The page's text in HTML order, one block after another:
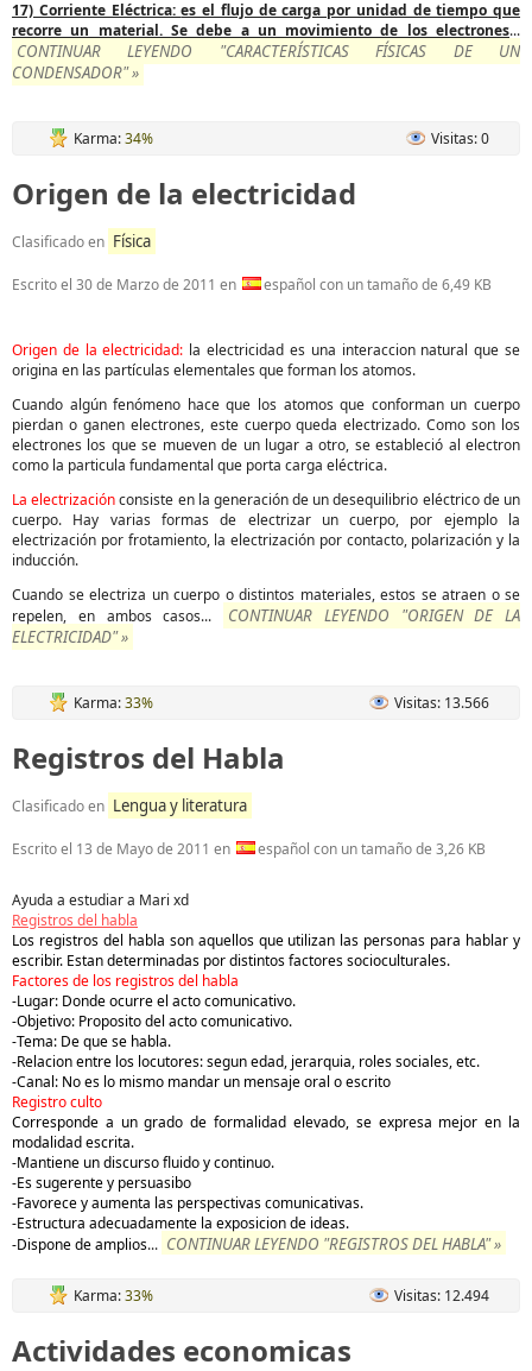
17) Corriente Eléctrica:es el flujo de carga por unidad de tiempo que
recorre un material. Se debe a un movimiento de los electrones...
CONTINUAR LEYENDO "CARACTERÍSTICAS FÍSICAS DE UN
CONDENSADOR" »
Karma:34% Visitas: 0
Origen de la electricidad
Clasificado en Física
Escrito el 30 de Marzo de 2011 en español con un tamaño de 6,49 KB
Origen de la electricidad: la electricidad es una interaccion natural que se
origina en las partículas elementales que forman los atomos.
Cuando algún fenómeno hace que los atomos que conforman un cuerpo
pierdan o ganen electrones, este cuerpo queda electrizado. Como son los
electrones los que se mueven de un lugar a otro, se estableció al electron
como la particula fundamental que porta carga eléctrica.
La electrizaciónconsiste en la generación de un desequilibrio eléctrico de un
cuerpo. Hay varias formas de electrizar un cuerpo, por ejemplo la
electrización por frotamiento, la electrización por contacto, polarización y la
inducción.
Cuando se electriza un cuerpo o distintos materiales, estos se atraen o se
repelen, en ambos casos...
CONTINUAR LEYENDO "ORIGEN DE LA
ELECTRICIDAD" »
Karma:33% Visitas: 13.566
Registros del Habla
Clasificado en Lengua y literatura
Escrito el 13 de Mayo de 2011 en español con un tamaño de 3,26 KB
Ayuda a estudiar a Mari xd
Registros del habla
Los registros del habla son aquellos que utilizan las personas para hablar y
escribir. Estan determinadas por distintos factores socioculturales.
Factores de los registros del habla
-Lugar: Donde ocurre el acto comunicativo.
-Objetivo: Proposito del acto comunicativo.
-Tema: De que se habla.
-Relacion entre los locutores: segun edad, jerarquia, roles sociales, etc.
-Canal: No es lo mismo mandar un mensaje oral o escrito
Registro culto
Corresponde a un grado de formalidad elevado, se expresa mejor en la
modalidad escrita.
-Mantiene un discurso fluido y continuo.
-Es sugerente y persuasibo
-Favorece y aumenta las perspectivas comunicativas.
-Estructura adecuadamente la exposicion de ideas.
-Dispone de amplios... CONTINUAR LEYENDO "REGISTROS DEL HABLA" »
Karma:33% Visitas: 12.494
Actividades economicas